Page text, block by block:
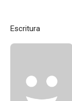
Escritura